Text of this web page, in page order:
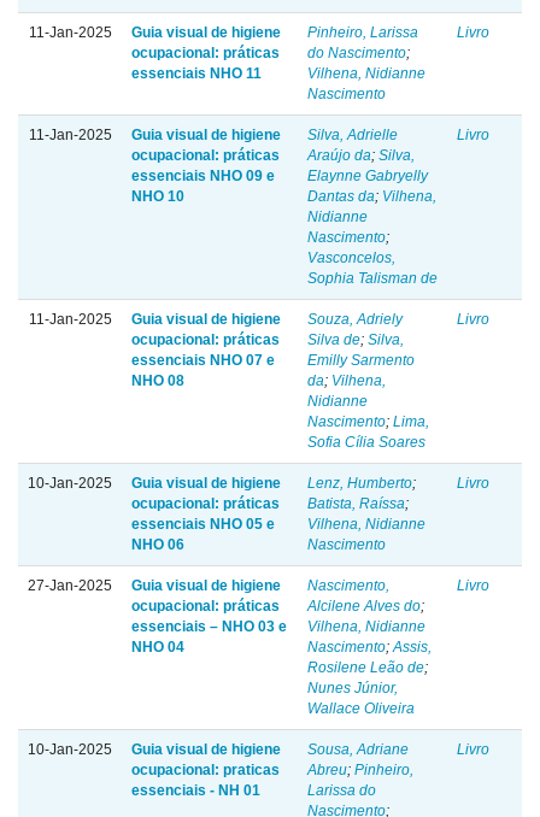
11-Jan-2025
Guia visual de higiene
ocupacional: práticas
essenciais NHO 11
Pinheiro, Larissa
do Nascimento;
Vilhena, Nidianne
Nascimento
Livro
11-Jan-2025
Guia visual de higiene
ocupacional: práticas
essenciais NHO 09 e
NHO 10
Silva, Adrielle
Araújo da; Silva,
Elaynne Gabryelly
Dantas da; Vilhena,
Nidianne
Nascimento;
Vasconcelos,
Sophia Talisman de
Livro
11-Jan-2025
Guia visual de higiene
ocupacional: práticas
essenciais NHO 07 e
NHO 08
Souza, Adriely
Silva de; Silva,
Emilly Sarmento
da; Vilhena,
Nidianne
Nascimento; Lima,
Sofia Cília Soares
Livro
10-Jan-2025
Guia visual de higiene
ocupacional: práticas
essenciais NHO 05 e
NHO 06
Lenz, Humberto;
Batista, Raíssa;
Vilhena, Nidianne
Nascimento
Livro
27-Jan-2025
Guia visual de higiene
ocupacional: práticas
essenciais – NHO 03 e
NHO 04
Nascimento,
Alcilene Alves do;
Vilhena, Nidianne
Nascimento;Assis,
Rosilene Leão de;
Nunes Júnior,
Wallace Oliveira
Livro
10-Jan-2025
Guia visual de higiene
ocupacional: praticas
essenciais - NH 01
Sousa, Adriane
Abreu; Pinheiro,
Larissa do
Nascimento;
Livro